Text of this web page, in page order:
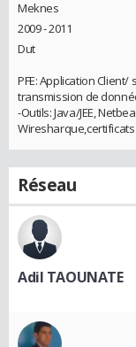
Meknes
2009 - 2011
Dut
PFE: Application
transmission de
-Outils: Java/JEE,
Wiresharque,certificats
Réseau
Adil TAOUNATE